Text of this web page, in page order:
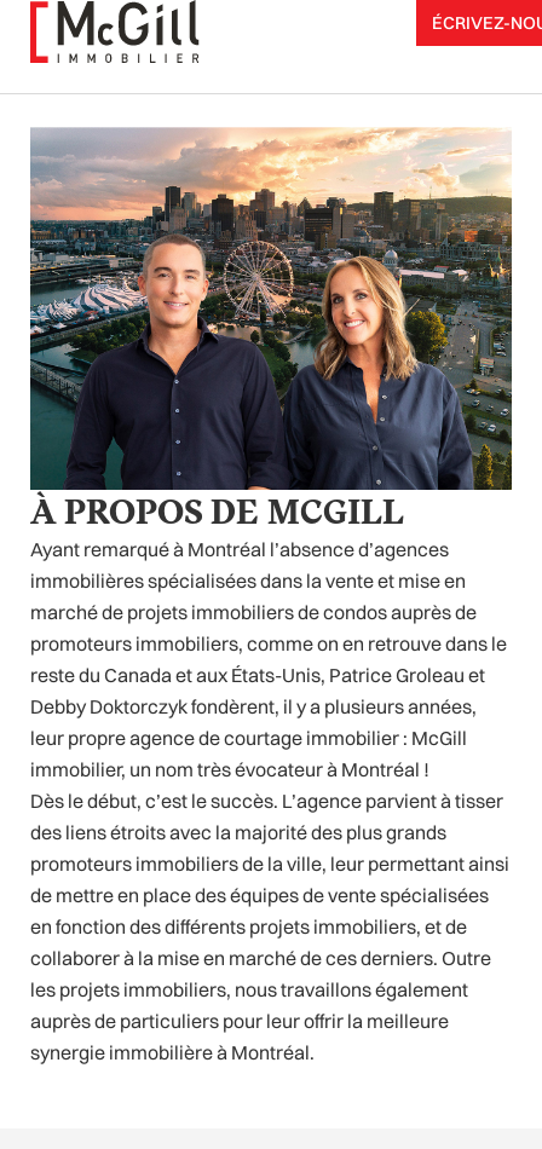
Aller
ÉCRIVEZ-
À PROPOS DE MCGILL
Ayant remarqué à Montréal l’absence d’agences
immobilières spécialisées dans la vente et mise en
marché de projets immobiliers de condos auprès de
promoteurs immobiliers, comme on en retrouve dans le
reste du Canada et aux États-Unis, Patrice Groleau et
Debby Doktorczyk fondèrent, il y a plusieurs années,
leur propre agence de courtage immobilier : McGill
immobilier, un nom très évocateur à Montréal !
Dès le début, c’est le succès. L’agence parvient à tisser
des liens étroits avec la majorité des plus grands
promoteurs immobiliers de la ville, leur permettant ainsi
de mettre en place des équipes de vente spécialisées
en fonction des différents projets immobiliers, et de
collaborer à la mise en marché de ces derniers. Outre
les projets immobiliers, nous travaillons également
auprès de particuliers pour leur offrir la meilleure
synergie immobilière à Montréal.